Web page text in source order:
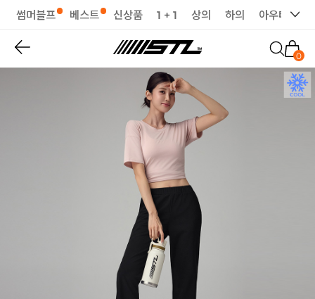
썸머블프 베스트 신상품 1 + 1 상의 하의 아우터
0